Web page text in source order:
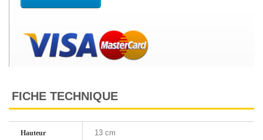
FICHE TECHNIQUE
Hauteur 13 cm